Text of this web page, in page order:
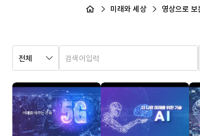
미래와 세상 영상으로